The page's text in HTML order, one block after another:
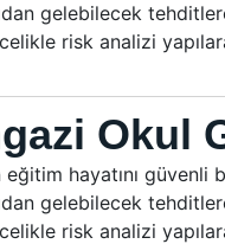
gelebilecek
risk analizi
Okul
eğitim hayatını
gelebilecek
risk analizi